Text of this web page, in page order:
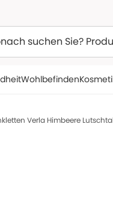
Wohlbefinden
Verla Himbeere